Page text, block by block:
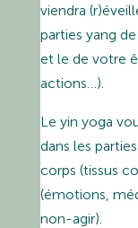
viendra
parties yang
et le de votre
actions…).
Le yin yoga
dans les
corps (tissus
(émotions,
non-agir).